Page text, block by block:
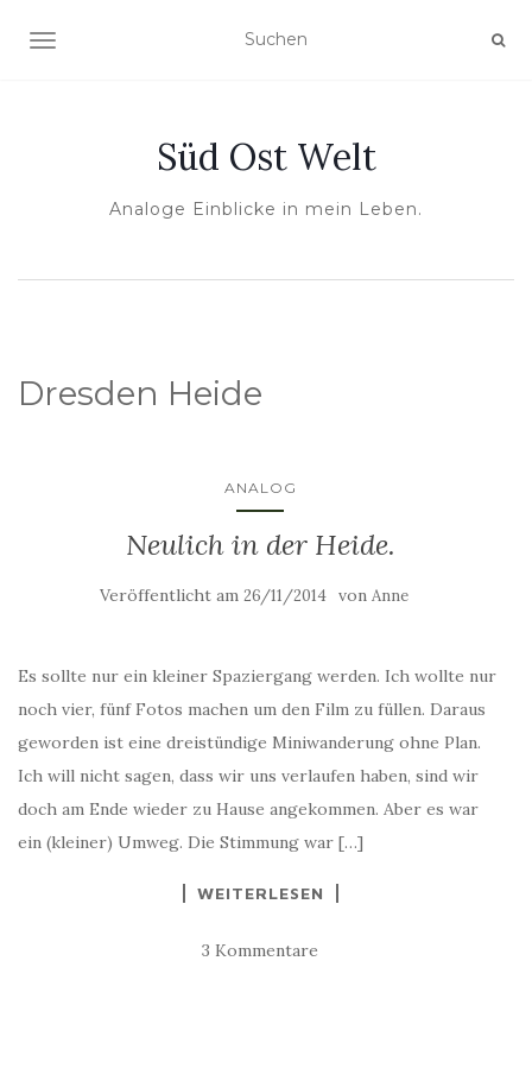
NAVIGATION UMSCHALTEN
Süd Ost Welt
Analoge Einblicke in mein Leben.
Dresden Heide
ANALOG
Neulich in der Heide.
Veröffentlicht am 26/11/2014 von Anne
Es sollte nur ein kleiner Spaziergang werden. Ich wollte nur
noch vier, fünf Fotos machen um den Film zu füllen. Daraus
geworden ist eine dreistündige Miniwanderung ohne Plan.
Ich will nicht sagen, dass wir uns verlaufen haben, sind wir
doch am Ende wieder zu Hause angekommen. Aber es war
ein (kleiner) Umweg. Die Stimmung war […]
WEITERLESEN
3 Kommentare